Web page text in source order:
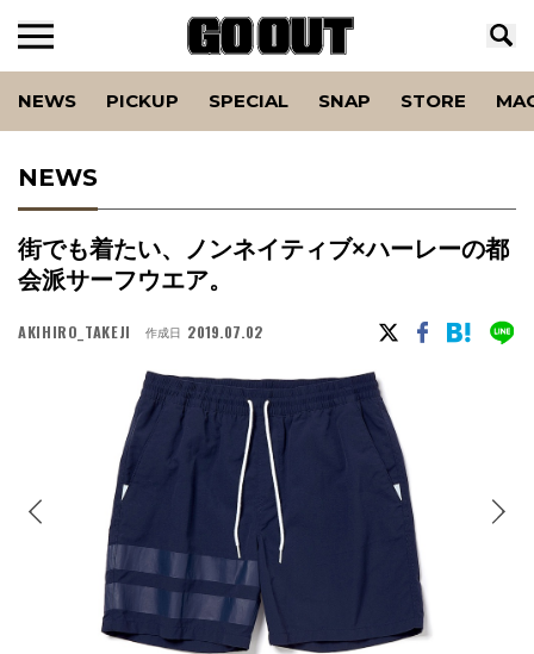
NEWS PICKUP SPECIAL SNAP STORE
NEWS
街でも着たい、ノンネイティブ×ハーレーの都
会派サーフウエア。
AKIHIRO_TAKEJI 作成日 2019.07.02